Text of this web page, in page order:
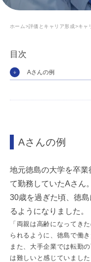
ホーム>評価とキャリア形成>キャ
目次
Aさんの例
Aさんの例
地元徳島の大学を卒
て勤務していたAさん
30歳を過ぎた頃、徳
るようになりました。
「両親は高齢になってき
られるように、徳島で働
また、大手企業では転勤
は難しいと感じていまし